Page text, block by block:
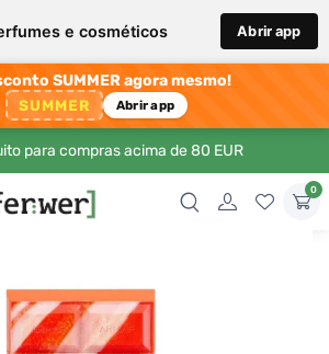
e cosméticos Abrir app
SUMMER agora mesmo!
SUMMER Abrir app
para compras acima de 80 EUR
0